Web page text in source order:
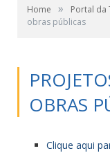
Home » Portal da
obras públicas
OBRAS
Clique aqui